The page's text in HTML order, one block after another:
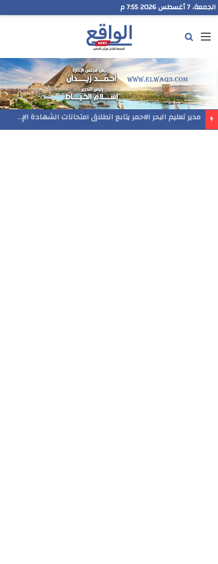
الجمعة، 7 أغسطس 2026 7:56 م
القائمة
مدير تعليم البحر الاحمر يتابع انطلاق امتحانات الشهادة الإعدادية ويؤكد: الانضباط